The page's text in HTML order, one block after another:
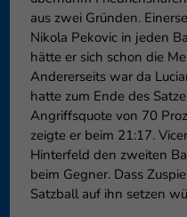
aus zwei Gründen.
Nikola Pekovic in jeden
hätte er sich schon die
Andererseits war da
hatte zum Ende des
Angriffsquote von 70
zeigte er beim 21:17.
Hinterfeld den zweiten
beim Gegner. Dass
Satzball auf ihn setzen